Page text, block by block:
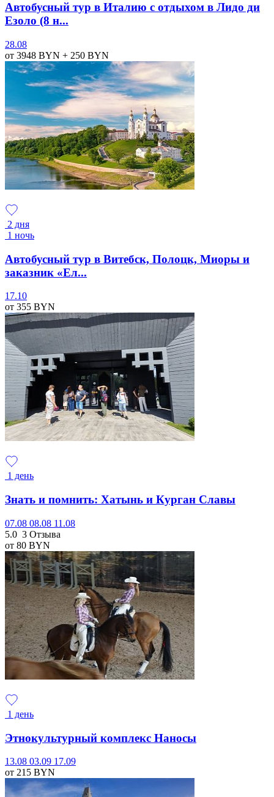
Автобусный тур в Италию с отдыхом в Лидо ди
Езоло (8 н...
28.08
от 3948 BYN + 250 BYN
2 дня
1 ночь
Автобусный тур в Витебск, Полоцк, Миоры и
заказник «Ел...
17.10
от 355 BYN
1 день
Знать и помнить: Хатынь и Курган Славы
07.08 08.08 11.08
5.0 3 Отзыва
от 80 BYN
1 день
Этнокультурный комплекс Наносы
13.08 03.09 17.09
от 215 BYN